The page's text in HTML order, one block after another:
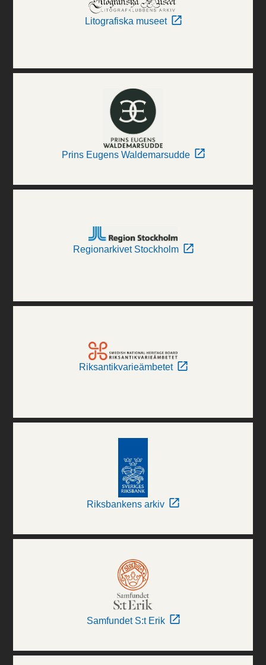
Litografiska museet
Prins Eugens Waldemarsudde
Regionarkivet Stockholm
Riksantikvarieämbetet
Riksbankens arkiv
Samfundet S:t Erik